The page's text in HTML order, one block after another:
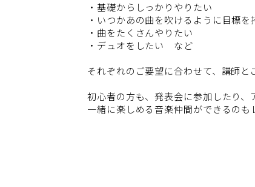
・基礎からしっかりやりたい
・いつかあの曲を吹けるように目標を
・曲をたくさんやりたい
・デュオをしたい など
それぞれのご要望に合わせて、講師と
初心者の方も、発表会に参加したり
一緒に楽しめる音楽仲間ができるの